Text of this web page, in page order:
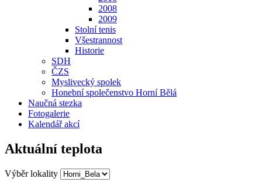
2008
2009
Stolní tenis
Všestrannost
Historie
SDH
ČZS
Myslivecký spolek
Honební společenstvo Horní Bělá
Naučná stezka
Fotogalerie
Kalendář akcí
Aktuální teplota
Výběr lokality